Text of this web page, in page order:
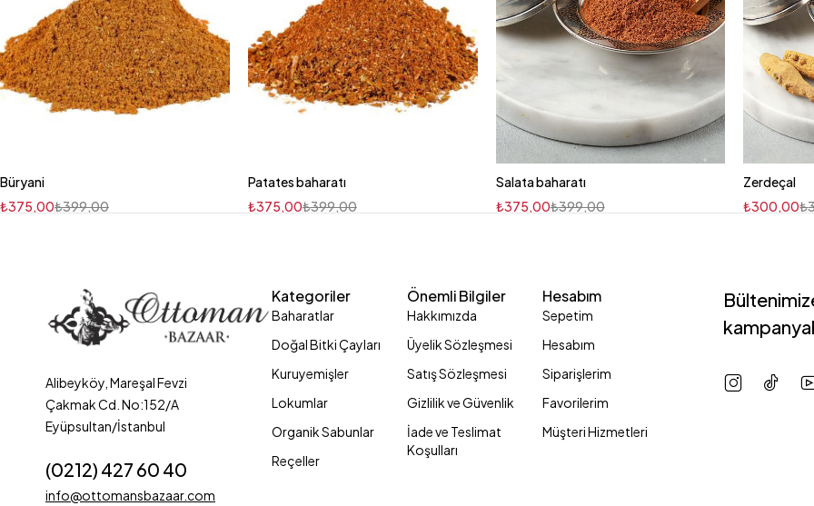
Büryani
₺399,00
₺375,00
Patates baharatı
₺399,00
₺375,00
Salata baharatı
₺399,00
₺375,00
Zerdeçal
₺
₺300,00
Alibeyköy, Mareşal Fevzi
Çakmak Cd. No:152/A
Eyüpsultan/İstanbul
(0212) 427 60 40
info@ottomansbazaar.com
Kategoriler
Baharatlar
Doğal Bitki Çayları
Kuruyemişler
Lokumlar
Organik Sabunlar
Reçeller
Önemli Bilgiler
Hakkımızda
Üyelik Sözleşmesi
Satış Sözleşmesi
Gizlilik ve Güvenlik
İade ve Teslimat
Koşulları
Hesabım
Sepetim
Hesabım
Siparişlerim
Favorilerim
Müşteri Hizmetleri